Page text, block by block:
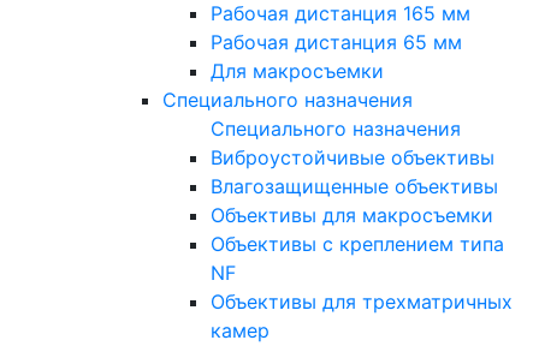
Рабочая дистанция 165 мм
Рабочая дистанция 65 мм
Для макросъемки
Специального назначения
Специального назначения
Виброустойчивые объективы
Влагозащищенные объективы
Объективы для макросъемки
Объективы с креплением типа
NF
Объективы для трехматричных
камер